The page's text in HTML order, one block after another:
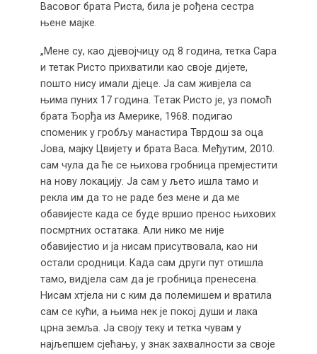
Васовог брата Риста, била је рођена сестра
њене мајке.
„Мене су, као дјевојчицу од 8 година, тетка Сара
и тетак Ристо прихватили као своје дијете,
пошто нису имали дјеце. Ја сам живјела са
њима пуних 17 година. Тетак Ристо је, уз помоћ
брата Ђорђа из Америке, 1968. подигао
споменик у гробљу манастира Тврдош за оца
Јова, мајку Цвијету и брата Васа. Међутим, 2010.
сам чула да ће се њихова гробница премјестити
на нову локацију. Ја сам у љето ишла тамо и
рекла им да то не раде без мене и да ме
обавијесте када се буде вршио пренос њихових
посмртних остатака. Али нико ме није
обавијестио и ја нисам присутвовала, као ни
остали сродници. Када сам други пут отишла
тамо, видјела сам да је гробница пренесена.
Нисам хтјела ни с ким да полемишем и вратила
сам се кући, а њима нек је покој души и лака
црна земља. Ја своју теку и тетка чувам у
најљепшем сјећању, у знак захвалности за своје